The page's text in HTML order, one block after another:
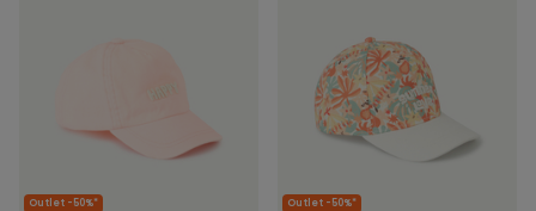
Outlet -50%* Outlet -50%*